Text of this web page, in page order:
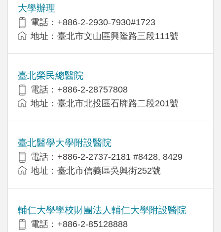
大學辦理
電話：+886-2-2930-7930#1723
地址：臺北市文山區興隆路三段111號
臺北榮民總醫院
電話：+886-2-28757808
地址：臺北市北投區石牌路二段201號
臺北醫學大學附設醫院
電話：+886-2-2737-2181 #8428, 8429
地址：臺北市信義區吳興街252號
輔仁大學學校財團法人輔仁大學附設醫院
電話：+886-2-85128888